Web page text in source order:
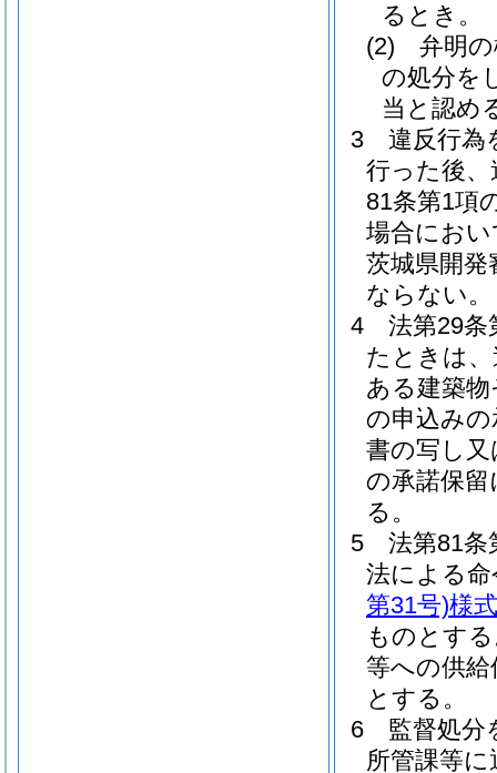
るとき。
(2)
弁明
の処分を
当と認め
3
違反行為
行った後
81条第1項
場合にお
茨城県開
ならない。
4
法第29
たときは
ある建築
の申込み
書の写し
の承諾保
る。
5
法第81
法による
第31号)様
ものとす
等への供
とする。
6
監督処分
所管課等